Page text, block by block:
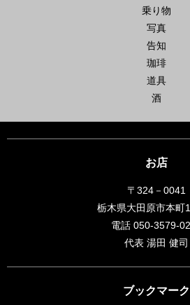
乗り物
写真
告知
珈琲
道具
酒
お店
〒324－0041
栃木県大田原市本町
電話 050-3579-
代表 湯田 健司
ブックマーク